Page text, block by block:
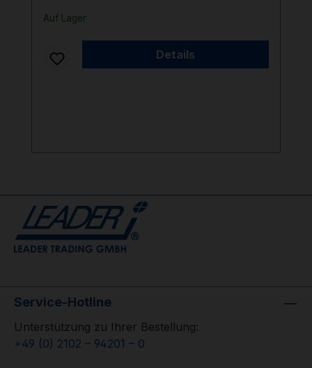
Auf Lager
Details
Service-Hotline
Unterstützung zu Ihrer Bestellung:
+49 (0) 2102 – 94201 – 0